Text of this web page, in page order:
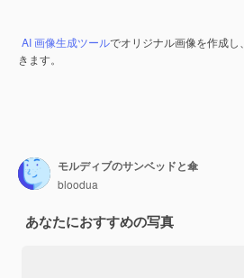
AI 画像生成ツールでオリジナル画像を作成し、
きます。
モルディブのサンベッドと傘
bloodua
あなたにおすすめの写真